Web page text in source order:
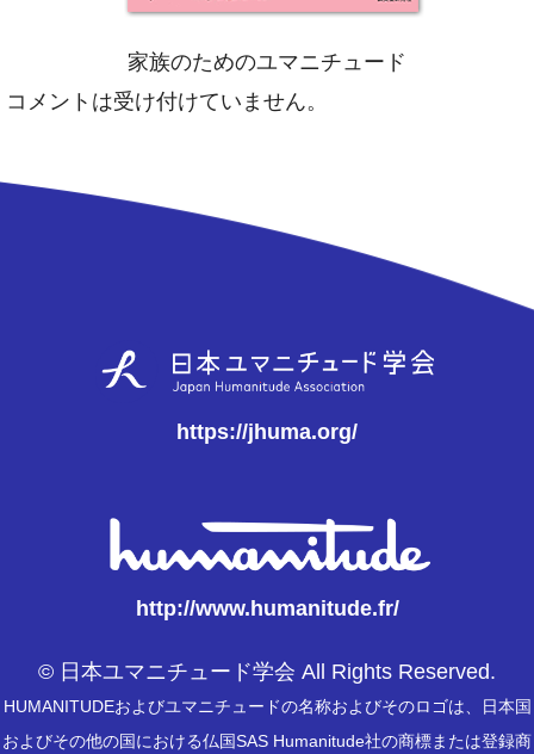
家族のためのユマニチュード
コメントは受け付けていません。
https://jhuma.org/
http://www.humanitude.fr/
© 日本ユマニチュード学会 All Rights Reserved.
HUMANITUDEおよびユマニチュードの名称およびそのロゴは、日本国
およびその他の国における仏国SAS Humanitude社の商標または登録商